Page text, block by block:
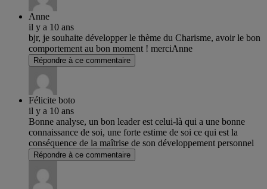
Anne
il y a 10 ans
bjr, je souhaite développer le thème du Charisme, avoir le bon
comportement au bon moment ! merciAnne
Répondre à ce commentaire
Félicite boto
il y a 10 ans
Bonne analyse, un bon leader est celui-là qui a une bonne
connaissance de soi, une forte estime de soi ce qui est la
conséquence de la maîtrise de son développement personnel
Répondre à ce commentaire